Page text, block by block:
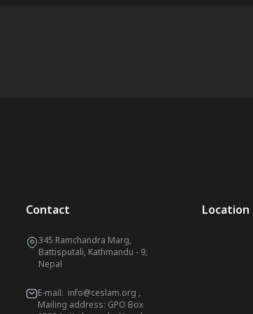
Contact
345 Ramchandra Marg,
Battisputali, Kathmandu - 9,
Nepal
E-mail: info@ceslam.org ,
Mailing address: GPO Box
Location